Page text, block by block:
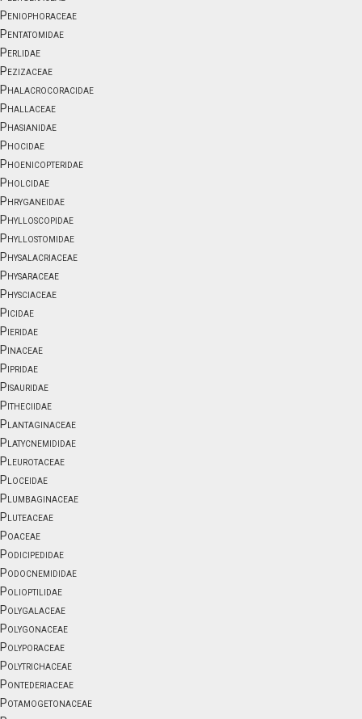
Peniophoraceae
Pentatomidae
Perlidae
Pezizaceae
Phalacrocoracidae
Phallaceae
Phasianidae
Phocidae
Phoenicopteridae
Pholcidae
Phryganeidae
Phylloscopidae
Phyllostomidae
Physalacriaceae
Physaraceae
Physciaceae
Picidae
Pieridae
Pinaceae
Pipridae
Pisauridae
Pitheciidae
Plantaginaceae
Platycnemididae
Pleurotaceae
Ploceidae
Plumbaginaceae
Pluteaceae
Poaceae
Podicipedidae
Podocnemididae
Polioptilidae
Polygalaceae
Polygonaceae
Polyporaceae
Polytrichaceae
Pontederiaceae
Potamogetonaceae